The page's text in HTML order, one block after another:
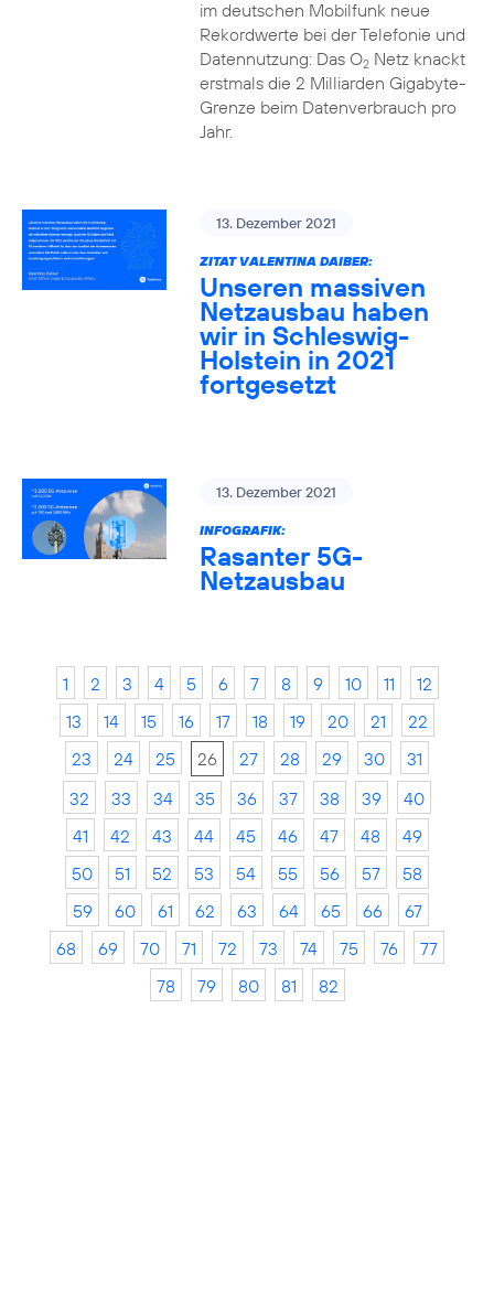
im deutschen Mobilfunk neue
Rekordwerte bei der Telefonie und
Datennutzung: Das O2Netz knackt
erstmals die 2 Milliarden Gigabyte-
Grenze beim Datenverbrauch pro
Jahr.
13. Dezember 2021
ZITAT VALENTINA DAIBER:
Unseren massiven
Netzausbau haben
wir in Schleswig-
Holstein in 2021
fortgesetzt
13. Dezember 2021
INFOGRAFIK:
Rasanter 5G-
Netzausbau
1 2 3 4 5 6 7 8 9 10 11
12
13
14 15 16 17 18 19 20 21
22
23
24 25 26 27 28 29 30
31
32
33 34 35 36 37 38 39
40
41
42 43 44 45 46 47 48
49
50
51 52 53 54 55 56 57
58
59
60 61 62 63 64 65 66
67
68
69 70 71 72 73 74 75 76
77
78
79 80 81 82